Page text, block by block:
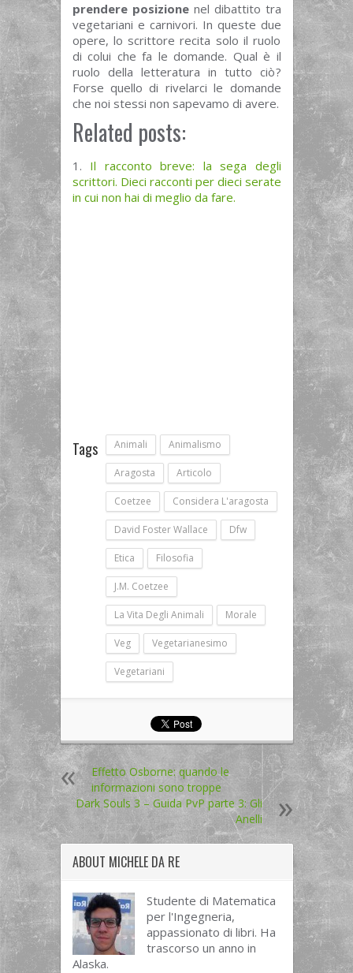
prendere posizionenel dibattito tra
vegetariani e carnivori. In queste due
opere, lo scrittore recita solo il ruolo
di colui che fa le domande. Qual è il
ruolo della letteratura in tutto ciò?
Forse quello di rivelarci le domande
che noi stessi non sapevamo di avere.
Related posts:
Il racconto breve: la sega degli
scrittori. Dieci racconti per dieci serate
in cui non hai di meglio da fare.
Tags Animali Animalismo
Aragosta Articolo
Coetzee Considera L'aragosta
David Foster Wallace Dfw
Etica Filosofia
J.m. Coetzee
La Vita Degli Animali Morale
Veg Vegetarianesimo
Vegetariani
Effetto Osborne: quando le
informazioni sono troppe
Dark Souls 3 – Guida PvP parte 3: Gli
Anelli
ABOUT MICHELE DA RE
Studente di Matematica
per l'Ingegneria,
appassionato di libri. Ha
trascorso un anno in
Alaska.